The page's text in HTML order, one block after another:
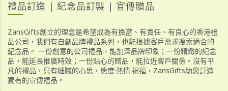
禮品訂造 | 紀念品訂製 | 宣傳贈品
ZansGifts創立的理念是希望成為有擔當、有責任、有良心的香港禮
品公司，我們有自創品牌禮品系列，也能根據客戶需求搜索適合的
紀念品。 一份創意的公司禮品，能加深品牌印象；一份精緻的紀念
品，能延長推廣時效；一份貼心的贈品，能拉近客戶關係。沒有平
凡的禮品，只有細膩的心思，態度·熱情·祝福，ZansGifts助您訂造
獨有的宣傳禮品。